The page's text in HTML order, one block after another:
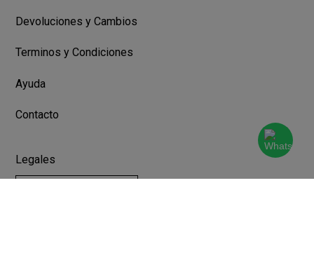
Devoluciones y Cambios
Terminos y Condiciones
Ayuda
Contacto
Legales